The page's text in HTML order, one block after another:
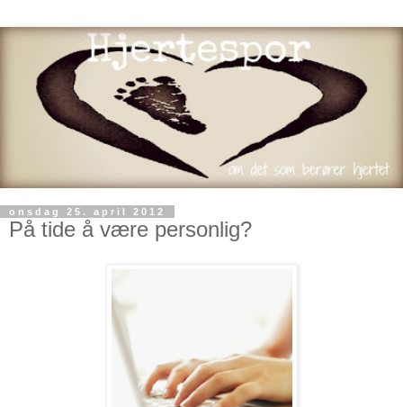
onsdag 25. april 2012
På tide å være personlig?